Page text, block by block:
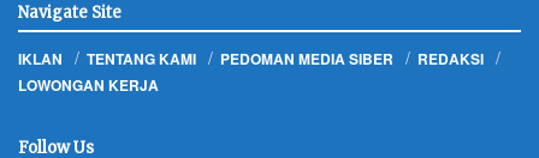
Navigate Site
IKLAN TENTANG KAMI PEDOMAN MEDIA SIBER
REDAKSI
LOWONGAN KERJA
Follow Us